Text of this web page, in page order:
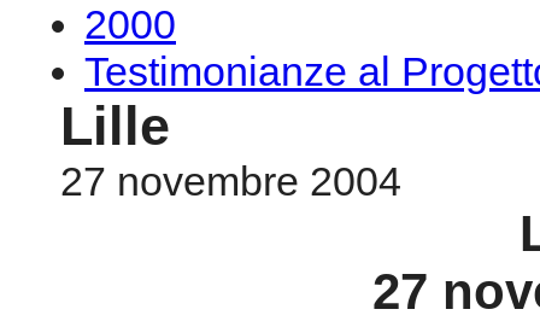
2000
Testimonianze al
Lille
27 novembre 2004
27